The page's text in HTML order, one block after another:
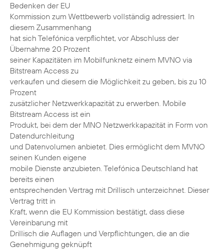
Bedenken der EU
Kommission zum Wettbewerb vollständig adressiert. In
diesem Zusammenhang
hat sich Telefónica verpflichtet, vor Abschluss der
Übernahme 20 Prozent
seiner Kapazitäten im Mobilfunknetz einem MVNO via
Bitstream Access zu
verkaufen und diesem die Möglichkeit zu geben, bis zu 10
Prozent
zusätzlicher Netzwerkkapazität zu erwerben. Mobile
Bitstream Access ist ein
Produkt, bei dem der MNO Netzwerkkapazität in Form von
Datendurchleitung
und Datenvolumen anbietet. Dies ermöglicht dem MVNO
seinen Kunden eigene
mobile Dienste anzubieten. Telefónica Deutschland hat
bereits einen
entsprechenden Vertrag mit Drillisch unterzeichnet. Dieser
Vertrag tritt in
Kraft, wenn die EU Kommission bestätigt, dass diese
Vereinbarung mit
Drillisch die Auflagen und Verpflichtungen, die an die
Genehmigung geknüpft